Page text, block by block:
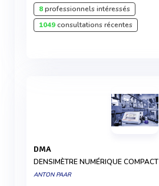
8professionnels intéressés
1049consultations récentes
DMA
DENSIMÈTRE NUMÉRIQUE COMPACT
ANTON PAAR